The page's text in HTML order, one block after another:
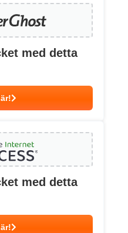
med detta
med detta